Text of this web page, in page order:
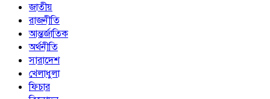
জাতীয়
রাজনীতি
আন্তর্জাতিক
অর্থনীতি
সারাদেশ
খেলাধুলা
ফিচার